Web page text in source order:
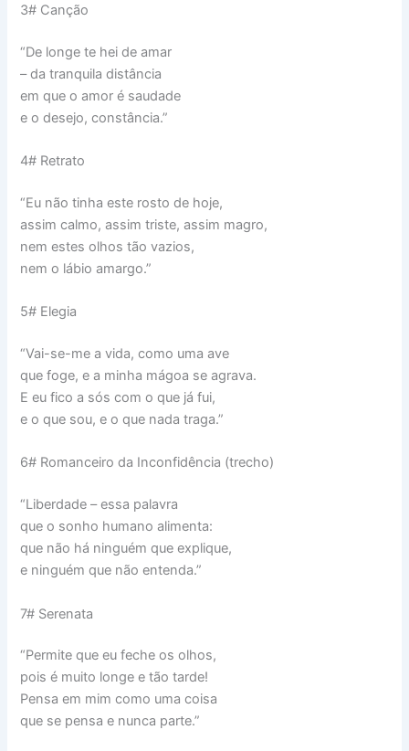
3# Canção
“De longe te hei de amar
– da tranquila distância
em que o amor é saudade
e o desejo, constância.”
4# Retrato
“Eu não tinha este rosto de hoje,
assim calmo, assim triste, assim magro,
nem estes olhos tão vazios,
nem o lábio amargo.”
5# Elegia
“Vai-se-me a vida, como uma ave
que foge, e a minha mágoa se agrava.
E eu fico a sós com o que já fui,
e o que sou, e o que nada traga.”
6# Romanceiro da Inconfidência (trecho)
“Liberdade – essa palavra
que o sonho humano alimenta:
que não há ninguém que explique,
e ninguém que não entenda.”
7# Serenata
“Permite que eu feche os olhos,
pois é muito longe e tão tarde!
Pensa em mim como uma coisa
que se pensa e nunca parte.”